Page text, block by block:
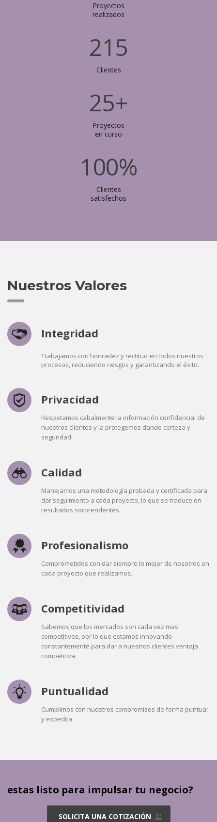
Proyectos
realizados
215
Clientes
25+
Proyectos
en curso
100%
Clientes
satisfechos
Nuestros Valores
Integridad
Trabajamos con honradez y rectitud en todos nuestros
procesos, reduciendo riesgos y garantizando el éxito.
Privacidad
Respetamos cabalmente la información confidencial de
nuestros clientes y la protegemos dando certeza y
seguridad.
Calidad
Manejamos una metodología probada y certificada para
dar seguimiento a cada proyecto, lo que se traduce en
resultados sorprendentes.
Profesionalismo
Comprometidos con dar siempre lo mejor de nosotros en
cada proyecto que realizamos.
Competitividad
Sabemos que los mercados son cada vez mas
competitivos, por lo que estamos innovando
constantemente para dar a nuestros clientes ventaja
competitiva.
Puntualidad
Cumplimos con nuestros compromisos de forma puntual
y expedita.
estas listo para impulsar tu negocio?
SOLICITA UNA COTIZACIÓN